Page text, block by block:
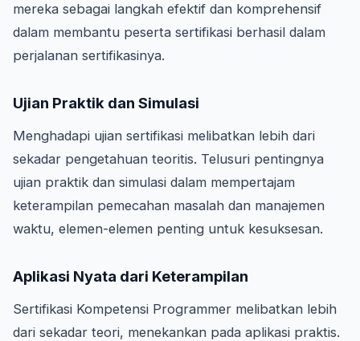
mereka sebagai langkah efektif dan komprehensif
dalam membantu peserta sertifikasi berhasil dalam
perjalanan sertifikasinya.
Ujian Praktik dan Simulasi
Menghadapi ujian sertifikasi melibatkan lebih dari
sekadar pengetahuan teoritis. Telusuri pentingnya
ujian praktik dan simulasi dalam mempertajam
keterampilan pemecahan masalah dan manajemen
waktu, elemen-elemen penting untuk kesuksesan.
Aplikasi Nyata dari Keterampilan
Sertifikasi Kompetensi Programmer melibatkan lebih
dari sekadar teori, menekankan pada aplikasi praktis.